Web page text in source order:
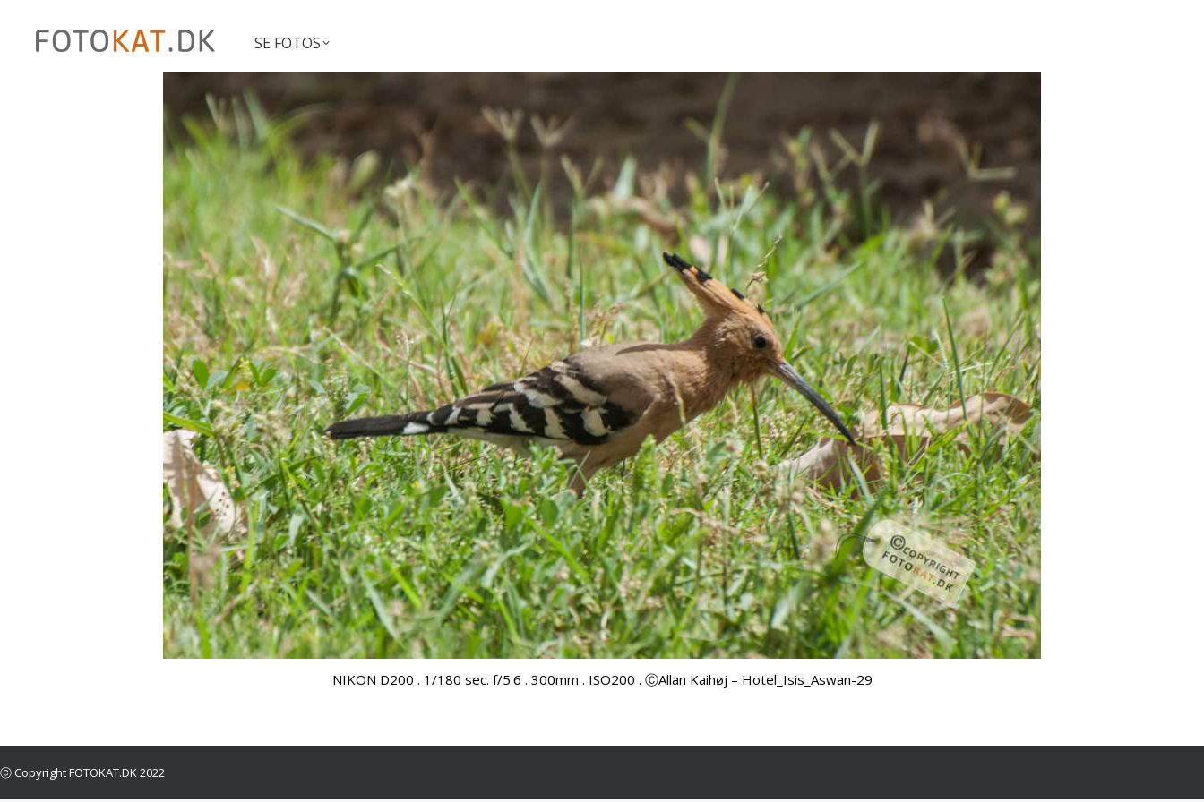
SE FOTOS
NIKON D200 . 1/180 sec. f/5.6 . 300mm . ISO200 . ⒸAllan Kaihøj – Hotel_Isis_Aswan-29
ⓒ Copyright FOTOKAT.DK 2022